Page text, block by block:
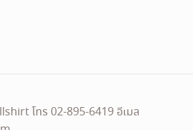
โทร 02-895-6419 อีเมล